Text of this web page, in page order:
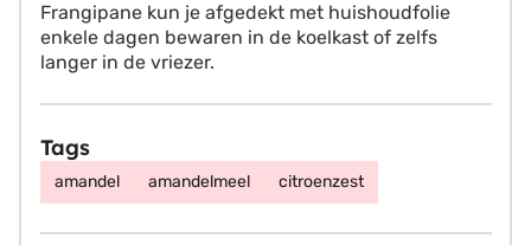
Frangipane kun je afgedekt met huishoudfolie
enkele dagen bewaren in de koelkast of zelfs
langer in de vriezer.
Tags
amandel amandelmeel citroenzest